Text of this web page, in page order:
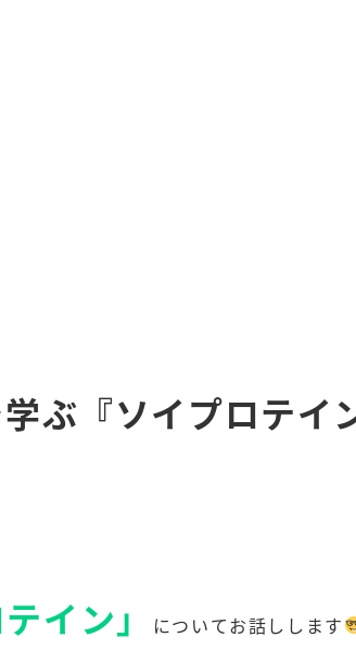
ぶ『ソイプロテイ
イン」 についてお話しします